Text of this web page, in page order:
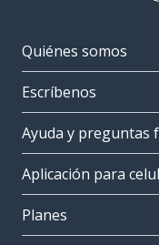
Quiénes somos
Escríbenos
Ayuda y preguntas
Aplicación para
Planes